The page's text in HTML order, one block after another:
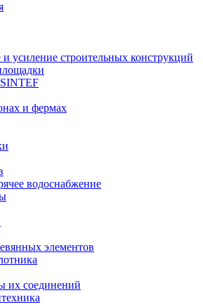
усиление строительных конструкций
и фермах
водоснабжение
элементов
их соединений